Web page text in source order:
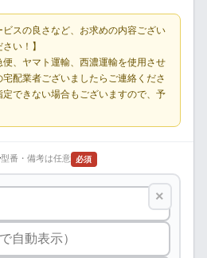
ビスの良さなど、お求めの内容ござい
い！】
便、ヤマト運輸、西濃運輸を使用させ
配業者ございましたらご連絡くださ
できない場合もございますので、予
型番・備考は任意 必須
×